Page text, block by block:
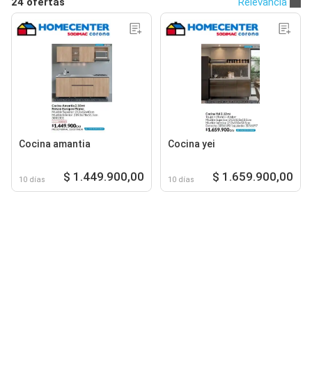
Cocina amantia
10 días $ 1.449.900,00
Cocina yei
10 días $ 1.659.900,00